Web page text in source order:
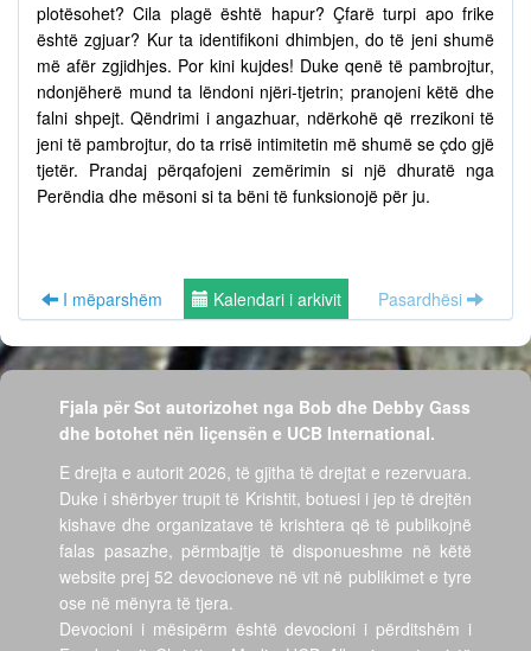
plotësohet? Cila plagë është hapur? Çfarë turpi apo frike
është zgjuar? Kur ta identifikoni dhimbjen, do të jeni shumë
më afër zgjidhjes. Por kini kujdes! Duke qenë të pambrojtur,
ndonjëherë mund ta lëndoni njëri-tjetrin; pranojeni këtë dhe
falni shpejt. Qëndrimi i angazhuar, ndërkohë që rrezikoni të
jeni të pambrojtur, do ta rrisë intimitetin më shumë se çdo gjë
tjetër. Prandaj përqafojeni zemërimin si një dhuratë nga
Perëndia dhe mësoni si ta bëni të funksionojë për ju.
I mëparshëm Kalendari i arkivit Pasardhësi
Fjala për Sot autorizohet nga Bob dhe Debby Gass
dhe botohet nën liçensën e UCB International.
E drejta e autorit 2026, të gjitha të drejtat e rezervuara.
Duke i shërbyer trupit të Krishtit, botuesi i jep të drejtën
kishave dhe organizatave të krishtera që të publikojnë
falas pasazhe, përmbajtje të disponueshme në këtë
website prej 52 devocioneve në vit në publikimet e tyre
ose në mënyra të tjera.
Devocioni i mësipërm është devocioni i përditshëm i